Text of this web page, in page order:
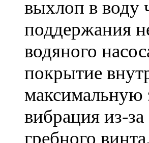
выхлоп в воду
поддержания
водяного
покрытие
максимальную
вибрация из-
гребного